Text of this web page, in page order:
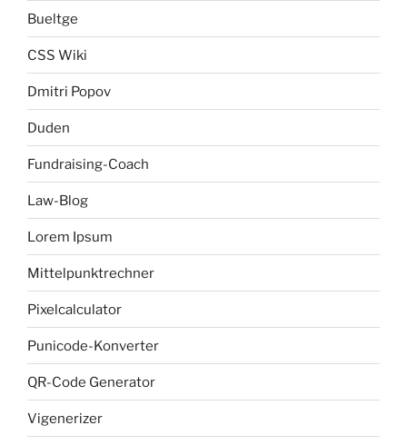
Bueltge
CSS Wiki
Dmitri Popov
Duden
Fundraising-Coach
Law-Blog
Lorem Ipsum
Mittelpunktrechner
Pixelcalculator
Punicode-Konverter
QR-Code Generator
Vigenerizer